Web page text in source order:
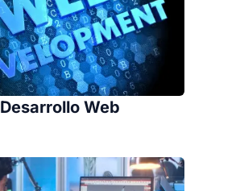
Desarrollo Web